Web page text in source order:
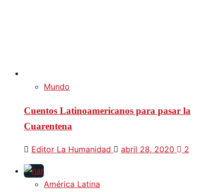
Mundo
Cuentos Latinoamericanos para pasar la
Cuarentena
Editor La Humanidad abril 28, 2020 2
América Latina